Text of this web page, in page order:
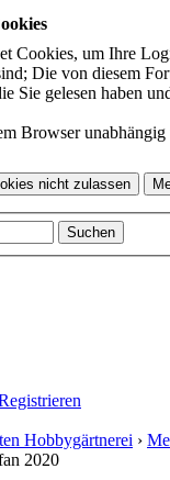
Cookies, um Ihre
Die von diesem
Sie gelesen haben
Browser unabhängig
Hobbygärtnerei ›
2020